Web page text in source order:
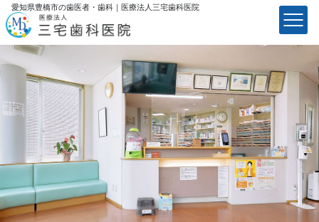
愛知県豊橋市の歯医者・歯科｜医療法⼈三宅⻭科医院